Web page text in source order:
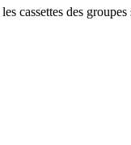
cassettes des groupes